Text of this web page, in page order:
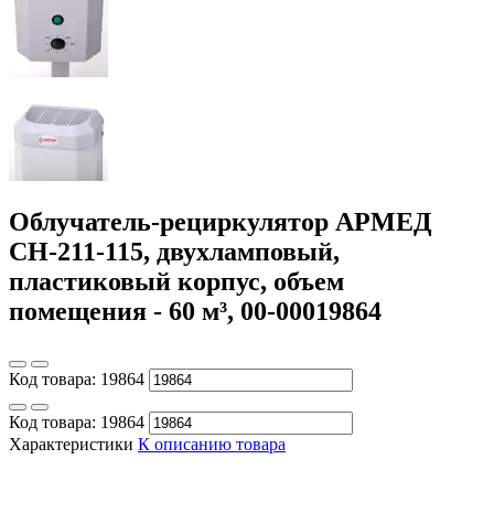
Облучатель-рециркулятор АРМЕД
СН-211-115, двухламповый,
пластиковый корпус, объем
помещения - 60 м³, 00-00019864
Код товара: 19864
Код товара: 19864
Характеристики К описанию товара